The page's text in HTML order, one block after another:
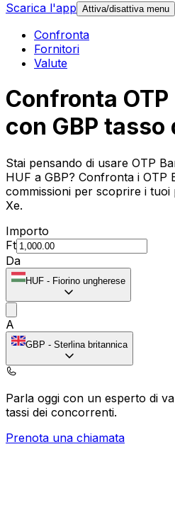
Scarica l'app Attiva/disattiva menu
Confronta
Fornitori
Valute
Confronta OTP
con GBP
Stai pensando di usare OTP
HUF a GBP? Confronta i OTP
commissioni per scoprire i
Xe.
Importo
Ft
Da
HUF - Fiorino ungherese
A
GBP - Sterlina britannica
Parla oggi con un esperto di
tassi dei concorrenti.
Prenota una chiamata